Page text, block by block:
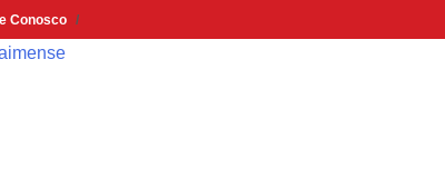
Conosco